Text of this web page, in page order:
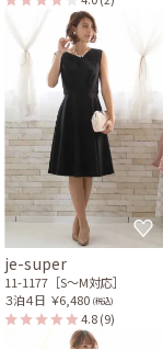
je-super
11-1177［S〜M対応］
３泊４日 ￥6,480 (税込)
4.8(9)